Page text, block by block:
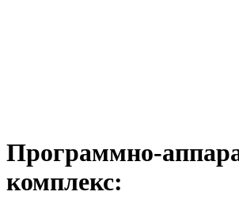
Программно-
комплекс: